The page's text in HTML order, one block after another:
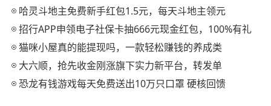
哈灵斗地主免费新手红包1.5元，每天斗地主领元
招行APP申领电子社保卡抽666元现金红包，100%有礼
猫咪小屋真的能提现吗，一款轻松赚钱的养成类
大六顺，抢先收金刚涨旗下实力新平台，转发单
恐龙有钱游戏每天免费送出10万只口罩 硬核回馈